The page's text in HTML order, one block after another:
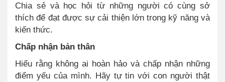
Chia sẻ và học hỏi từ những người có cùng sở
thích để đạt được sự cải thiện lớn trong kỹ năng và
kiến thức.
Chấp nhận bản thân
Hiểu rằng không ai hoàn hảo và chấp nhận những
điểm yếu của mình. Hãy tự tin với con người thật